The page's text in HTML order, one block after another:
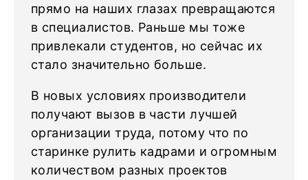
прямо на наших глазах превращаются
в специалистов. Раньше мы тоже
привлекали студентов, но сейчас их
стало значительно больше.
В новых условиях производители
получают вызов в части лучшей
организации труда, потому что по
старинке рулить кадрами и огромным
количеством разных проектов